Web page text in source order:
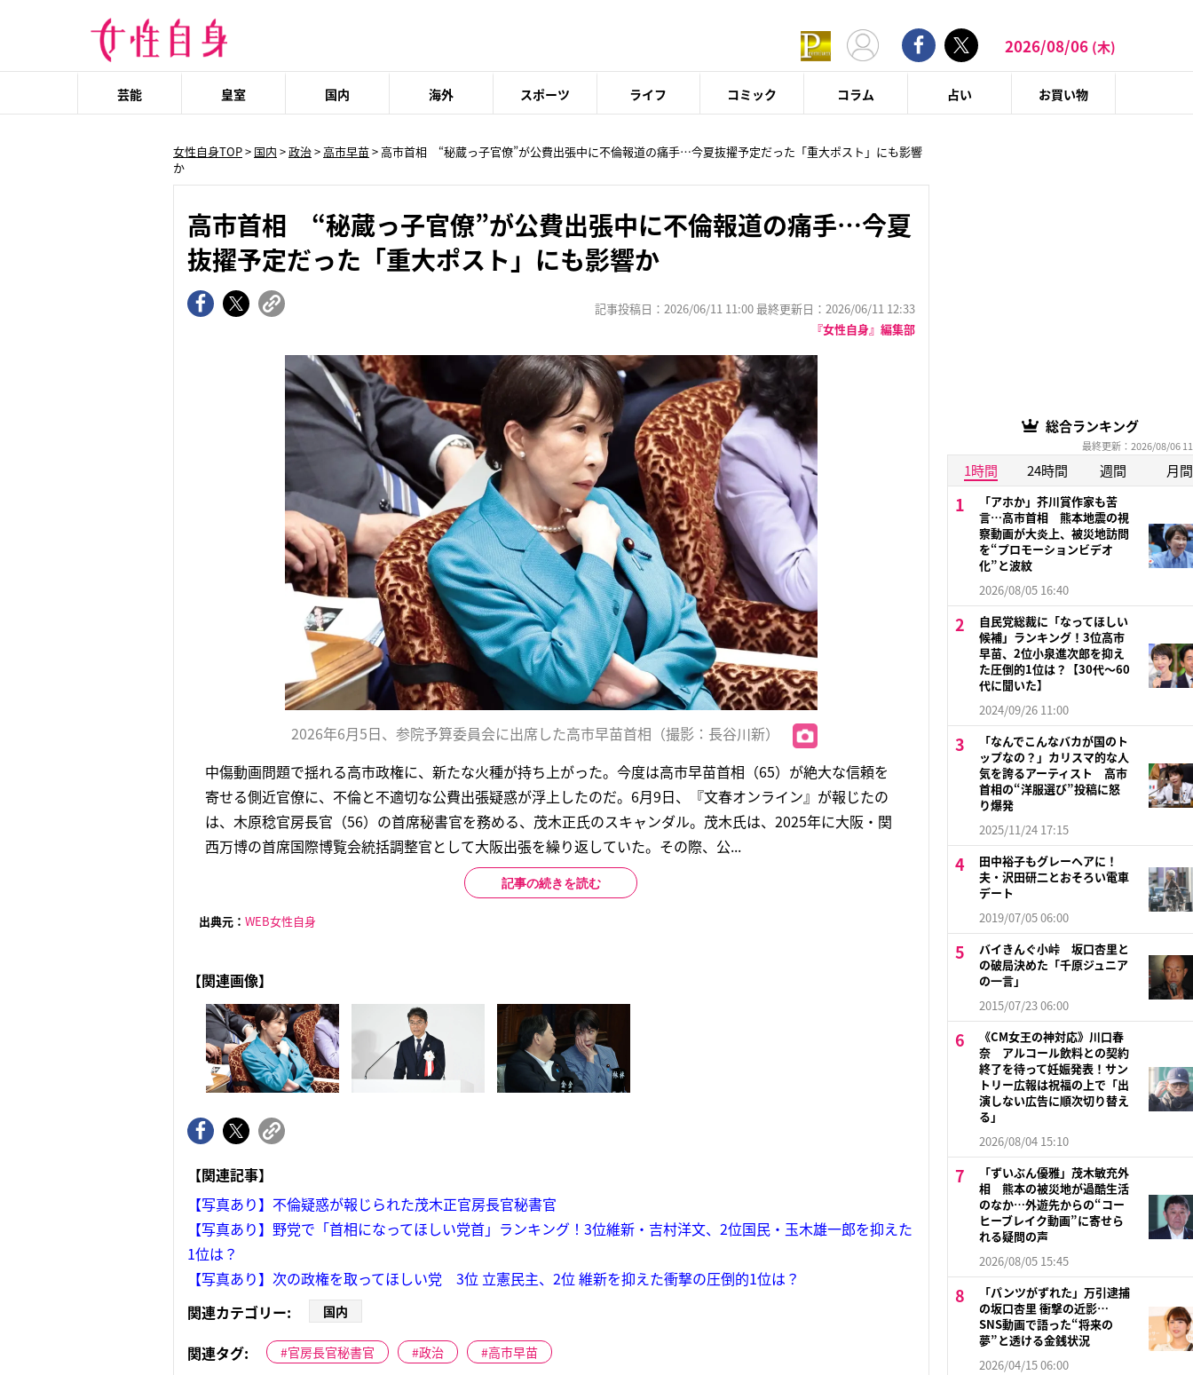
2026/08/06 (木)
芸能 皇室 国内 海外 スポーツ ライフ コミック コラム 占い お買い物
女性自身TOP> 国内 >政治>高市早苗> 高市首相 “秘蔵っ子官僚”が公費出張中に不倫報道の痛手…今夏抜擢予定だった「重大ポスト」にも影響
か
高市首相 “秘蔵っ子官僚”が公費出張中に不倫報道の痛手…今夏
抜擢予定だった「重大ポスト」にも影響か
記事投稿日：2026/06/11 11:00 最終更新日：2026/06/11 12:33
『女性自身』編集部
2026年6月5日、参院予算委員会に出席した高市早苗首相（撮影：長谷川新）
中傷動画問題で揺れる高市政権に、新たな火種が持ち上がった。今度は高市早苗首相（65）が絶大な信頼を
寄せる側近官僚に、不倫と不適切な公費出張疑惑が浮上したのだ。6月9日、『文春オンライン』が報じたの
は、木原稔官房長官（56）の首席秘書官を務める、茂木正氏のスキャンダル。茂木氏は、2025年に大阪・関
西万博の首席国際博覧会統括調整官として大阪出張を繰り返していた。その際、公...
記事の続きを読む
出典元： WEB女性自身
【関連画像】
【関連記事】
【写真あり】不倫疑惑が報じられた茂木正官房長官秘書官
【写真あり】野党で「首相になってほしい党首」ランキング！3位維新・吉村洋文、2位国民・玉木雄一郎を抑えた
1位は？
【写真あり】次の政権を取ってほしい党 3位 立憲民主、2位 維新を抑えた衝撃の圧倒的1位は？
関連カテゴリー:
国内
関連タグ: 官房長官秘書官 政治 高市早苗
総合ランキング
最終更新：2026/08/06
1時間 24時間 週間 月間
「アホか」芥川賞作家も苦
言…高市首相 熊本地震の視
察動画が大炎上、被災地訪問
を“プロモーションビデオ
化”と波紋
2026/08/05 16:40
自民党総裁に「なってほしい
候補」ランキング！3位高市
早苗、2位小泉進次郎を抑え
た圧倒的1位は？【30代〜60
代に聞いた】
2024/09/26 11:00
「なんでこんなバカが国のト
ップなの？」カリスマ的な人
気を誇るアーティスト 高市
首相の“洋服選び”投稿に怒
り爆発
2025/11/24 17:15
田中裕子もグレーヘアに！
夫・沢田研二とおそろい電車
デート
2019/07/05 06:00
バイきんぐ小峠 坂口杏里と
の破局決めた「千原ジュニア
の一言」
2015/07/23 06:00
《CM女王の神対応》川口春
奈 アルコール飲料との契約
終了を待って妊娠発表！サン
トリー広報は祝福の上で「出
演しない広告に順次切り替え
る」
2026/08/04 15:10
「ずいぶん優雅」茂木敏充外
相 熊本の被災地が過酷生活
のなか…外遊先からの“コー
ヒーブレイク動画”に寄せら
れる疑問の声
2026/08/05 15:45
「パンツがずれた」万引逮捕
の坂口杏里 衝撃の近影…
SNS動画で語った“将来の
夢”と透ける金銭状況
2026/04/15 06:00